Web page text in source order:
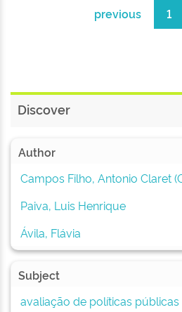
previous 1
Discover
Author
Campos Filho, Antonio Claret
Paiva, Luis Henrique
Ávila, Flávia
Subject
avaliação de políticas públicas